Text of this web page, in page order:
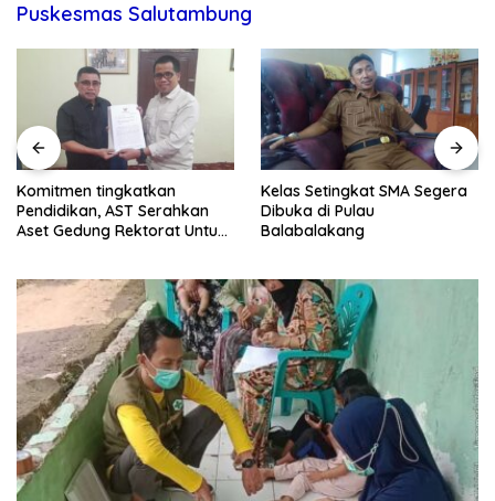
Puskesmas Salutambung
Komitmen tingkatkan
Pendidikan, AST Serahkan
Aset Gedung Rektorat Untuk
Kelas Setingkat SMA Segera
Dibuka di Pulau
Balabalakang